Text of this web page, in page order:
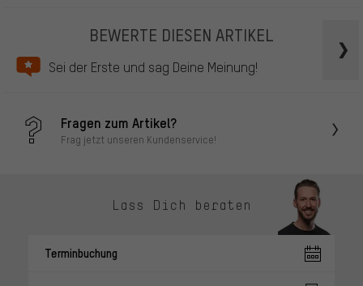
BEWERTE DIESEN ARTIKEL
Sei der Erste und sag Deine Meinung!
Fragen zum Artikel?
Frag jetzt unseren Kundenservice!
Lass Dich beraten
Terminbuchung